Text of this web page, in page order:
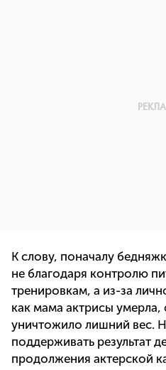
К слову, поначалу
не благодаря контролю
тренировкам, а из-за
как мама актрисы умерла,
уничтожило лишний вес.
поддерживать результат
продолжения актерской